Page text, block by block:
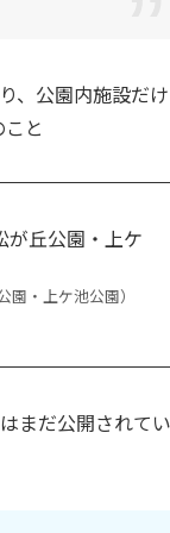
、公園内施設だけ
と
が丘公園・上ケ
・上ケ池公園）
まだ公開されてい